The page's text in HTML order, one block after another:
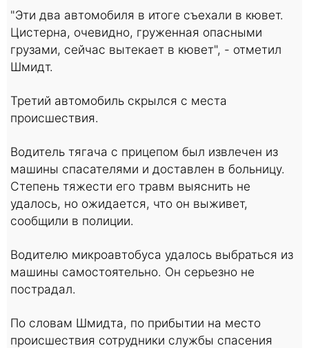
"Эти два автомобиля в итоге съехали в кювет.
Цистерна, очевидно, груженная опасными
грузами, сейчас вытекает в кювет", - отметил
Шмидт.
Третий автомобиль скрылся с места
происшествия.
Водитель тягача с прицепом был извлечен из
машины спасателями и доставлен в больницу.
Степень тяжести его травм выяснить не
удалось, но ожидается, что он выживет,
сообщили в полиции.
Водителю микроавтобуса удалось выбраться из
машины самостоятельно. Он серьезно не
пострадал.
По словам Шмидта, по прибытии на место
происшествия сотрудники службы спасения